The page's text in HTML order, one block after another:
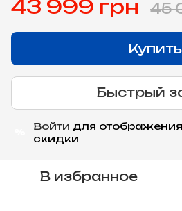
43 999 грн 45
Купить
Быстрый
Войти для
скидки
В избранное